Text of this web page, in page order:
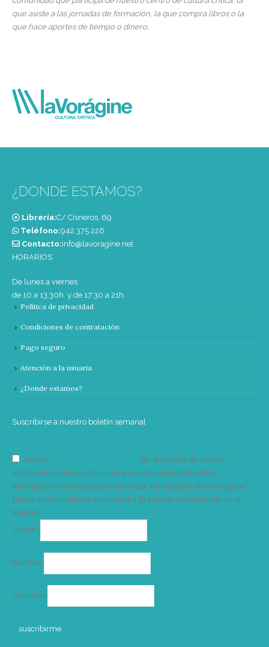
que asiste a las jornadas de formación, la que compra libros o la
que hace aportes de tiempo o dinero.
¿DONDE ESTAMOS?
Librería:C/ Cisneros, 69
Teléfono:‭942 375 226‬
Contacto:info@lavoragine.net
HORARIOS
De lunes a viernes
de 10 a 13:30h. y de 17:30 a 21h.
Política de privacidad
Condiciones de contratación
Pago seguro
Atención a la usuaria
¿Donde estamos?
Suscribirse a nuestro boletín semanal
Acepto
Su dirección de correo
electrónico solo se utiliza para enviarle nuestro boletín
informativo e información sobre las actividades de la Vorágine.
Puede usar el enlace para cancelar la suscripción incluido en el
boletín. >
E-mail*
Nombre
Apellidos